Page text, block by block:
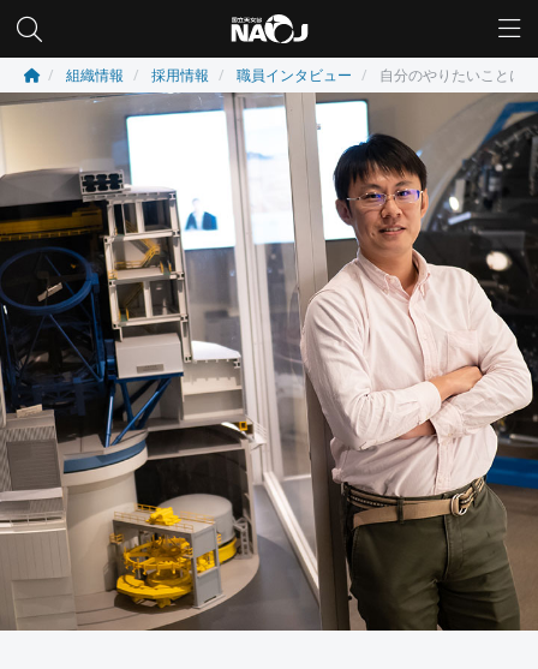
組織情報 採用情報 職員インタビュー 自分のやりたいことに